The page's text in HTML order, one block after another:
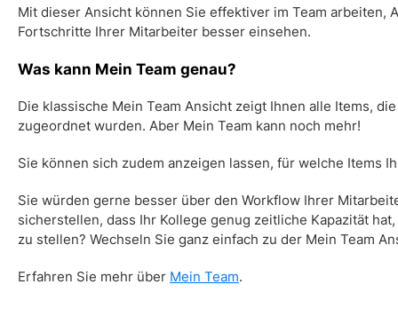
Mit dieser Ansicht können Sie effektiver im Team arbeiten,
Fortschritte Ihrer Mitarbeiter besser einsehen.
Was kann Mein Team genau?
Die klassische Mein Team Ansicht zeigt Ihnen alle Items,
zugeordnet wurden. Aber Mein Team kann noch mehr!
Sie können sich zudem anzeigen lassen, für welche Items
Sie würden gerne besser über den Workflow Ihrer
sicherstellen, dass Ihr Kollege genug zeitliche Kapazität
zu stellen? Wechseln Sie ganz einfach zu der Mein Team
Erfahren Sie mehr über Mein Team.